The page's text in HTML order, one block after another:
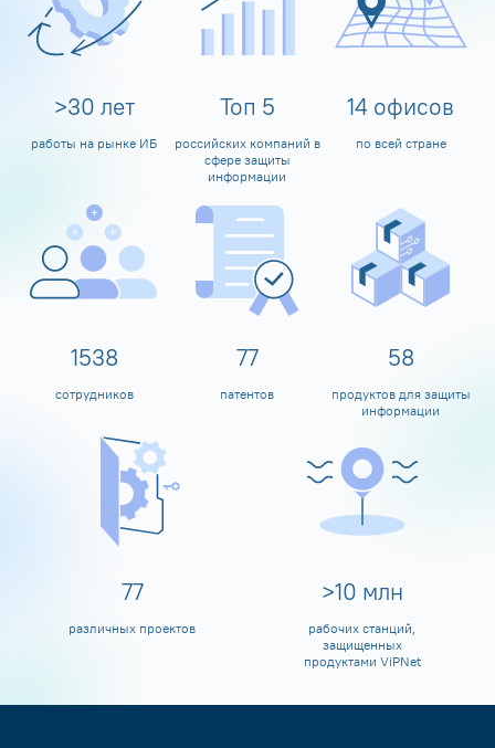
>30 лет
работы на рынке ИБ
Топ 5
российских компаний в
сфере защиты
информации
14 офисов
по всей стране
1600
сотрудников
80
патентов
60
продуктов для защиты
информации
80
различных проектов
>10 млн
рабочих станций,
защищенных
продуктами ViPNet